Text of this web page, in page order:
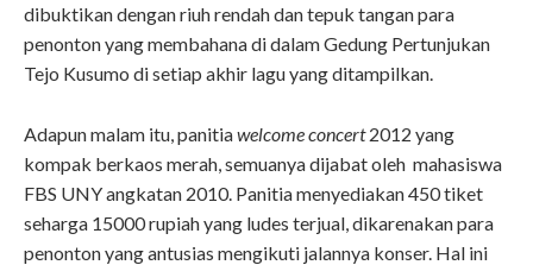
dibuktikan dengan riuh rendah dan tepuk tangan para
penonton yang membahana di dalam Gedung Pertunjukan
Tejo Kusumo di setiap akhir lagu yang ditampilkan.
Adapun malam itu, panitiawelcome concert2012 yang
kompak berkaos merah, semuanya dijabat oleh mahasiswa
FBS UNY angkatan 2010. Panitia menyediakan 450 tiket
seharga 15000 rupiah yang ludes terjual, dikarenakan para
penonton yang antusias mengikuti jalannya konser. Hal ini